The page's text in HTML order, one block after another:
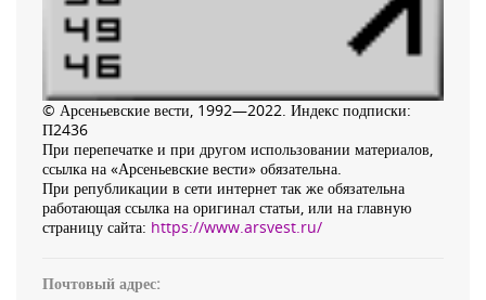
© Арсеньевские вести, 1992—2022. Индекс подписки:
П2436
При перепечатке и при другом использовании материалов,
ссылка на «Арсеньевские вести» обязательна.
При републикации в сети интернет так же обязательна
работающая ссылка на оригинал статьи, или на главную
страницу сайта: https://www.arsvest.ru/
Почтовый адрес: